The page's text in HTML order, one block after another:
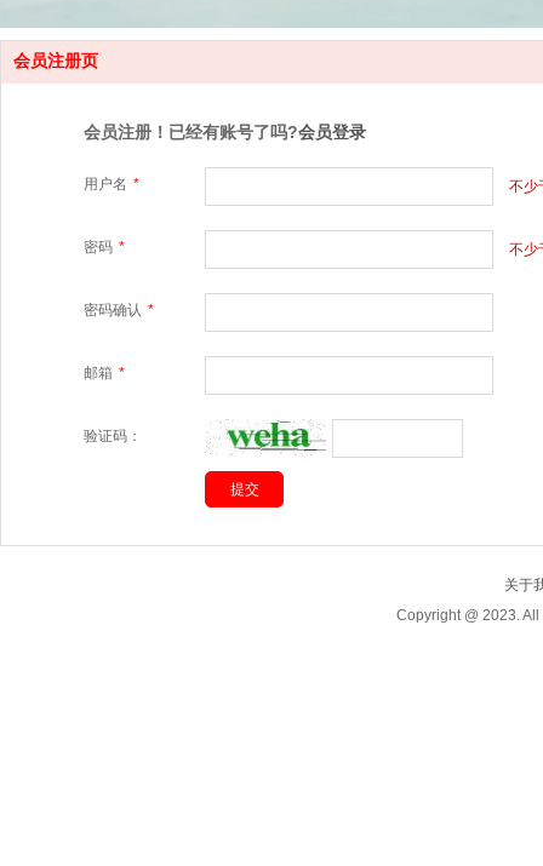
会员注册页
会员注册！已经有账号了吗?会员登录
用户名 * 不少
密码 * 不少
密码确认 *
邮箱 *
验证码：
关于
Copyright @ 2023.